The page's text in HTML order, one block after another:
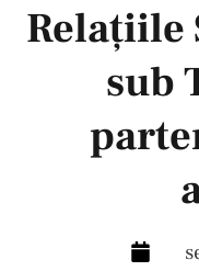
Relațiile
sub